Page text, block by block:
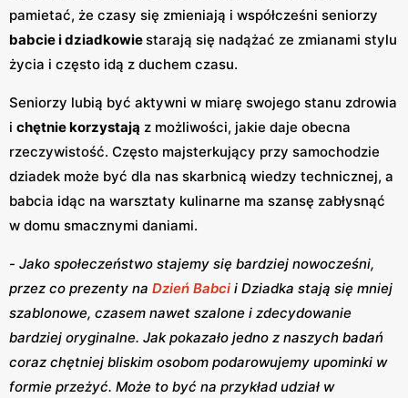
pamietać, że czasy się zmieniają i współcześni seniorzy
babcie i dziadkowie starają się nadążać ze zmianami stylu
życia i często idą z duchem czasu.
Seniorzy lubią być aktywni w miarę swojego stanu zdrowia
i chętnie korzystają z możliwości, jakie daje obecna
rzeczywistość. Często majsterkujący przy samochodzie
dziadek może być dla nas skarbnicą wiedzy technicznej, a
babcia idąc na warsztaty kulinarne ma szansę zabłysnąć
w domu smacznymi daniami.
- Jako społeczeństwo stajemy się bardziej nowocześni,
przez co prezenty na Dzień Babci i Dziadka stają się mniej
szablonowe, czasem nawet szalone i zdecydowanie
bardziej oryginalne. Jak pokazało jedno z naszych badań
coraz chętniej bliskim osobom podarowujemy upominki w
formie przeżyć. Może to być na przykład udział w